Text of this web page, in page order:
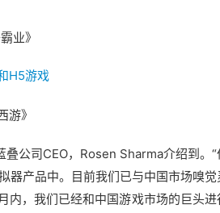
业》
游》
公司CEO，Rosen Sharma介绍到。“
器产品中。目前我们已与中国市场嗅觉
内，我们已经和中国游戏市场的巨头进